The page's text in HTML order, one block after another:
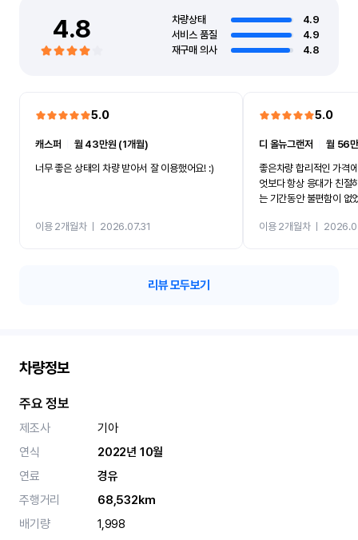
4.8 차량상태
4.9
서비스 품질
4.9
재구매 의사
4.8
5.0
캐스퍼
월 43만원 (1개월)
너무 좋은 상태의 차량 받아서 잘 이용했어요! :)
이용 2개월차ㅣ 2026.07.31
5.0
디 올뉴그랜저 ㅣ월 56
좋은차량 합리적인 가격
엇보다 항상 응대가 친절
는 기간동안 불편함이 없
카 렌트 고민없이 강추합
이용 2개월차ㅣ
리뷰 모두보기
차량정보
주요 정보
제조사
기아
연식
2022년 10월
연료
경유
주행거리
68,532km
배기량
1,998